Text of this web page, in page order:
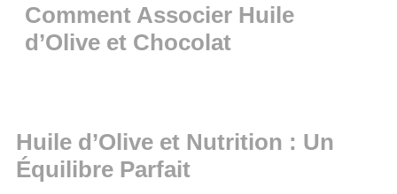
Comment Associer Huile
d’Olive et Chocolat
Huile d’Olive et Nutrition : Un
Équilibre Parfait